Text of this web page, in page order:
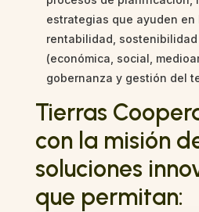
estrategias que ayuden en
rentabilidad, sostenibilidad
(económica, social,
gobernanza y gestión del
Tierras
con la misión
soluciones
que permitan: